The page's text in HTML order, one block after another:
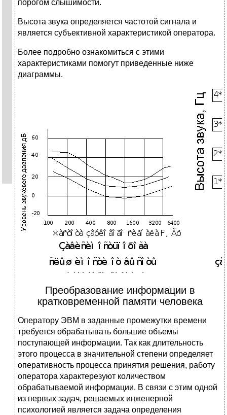
порогом слышимости.
Высота звука определяется частотой сигнала и
является субъективной характеристикой оператора.
Более подробно ознакомиться с этими
характеристиками помогут приведенные ниже
диаграммы.
Преобразование информации в
кратковременной памяти человека
Оператору ЭВМ в заданные промежутки времени
требуется обрабатывать большие объемы
поступающей информации. Так как длительность
этого процесса в значительной степени определяет
оперативность процесса принятия решения, работу
оператора характерезуют количеством
обрабатываемой информации. В связи с этим одной
из первых задач, решаемых инженерной
психологией является задача определения